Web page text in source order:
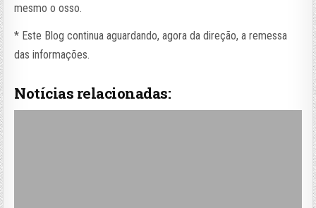
mesmo o osso.
* Este Blog continua aguardando, agora da direção, a remessa
das informações.
Notícias relacionadas: